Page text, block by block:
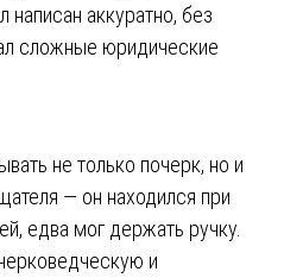
написан аккуратно, без
сложные юридические
не только почерк, но и
— он находился при
едва мог держать ручку.
и